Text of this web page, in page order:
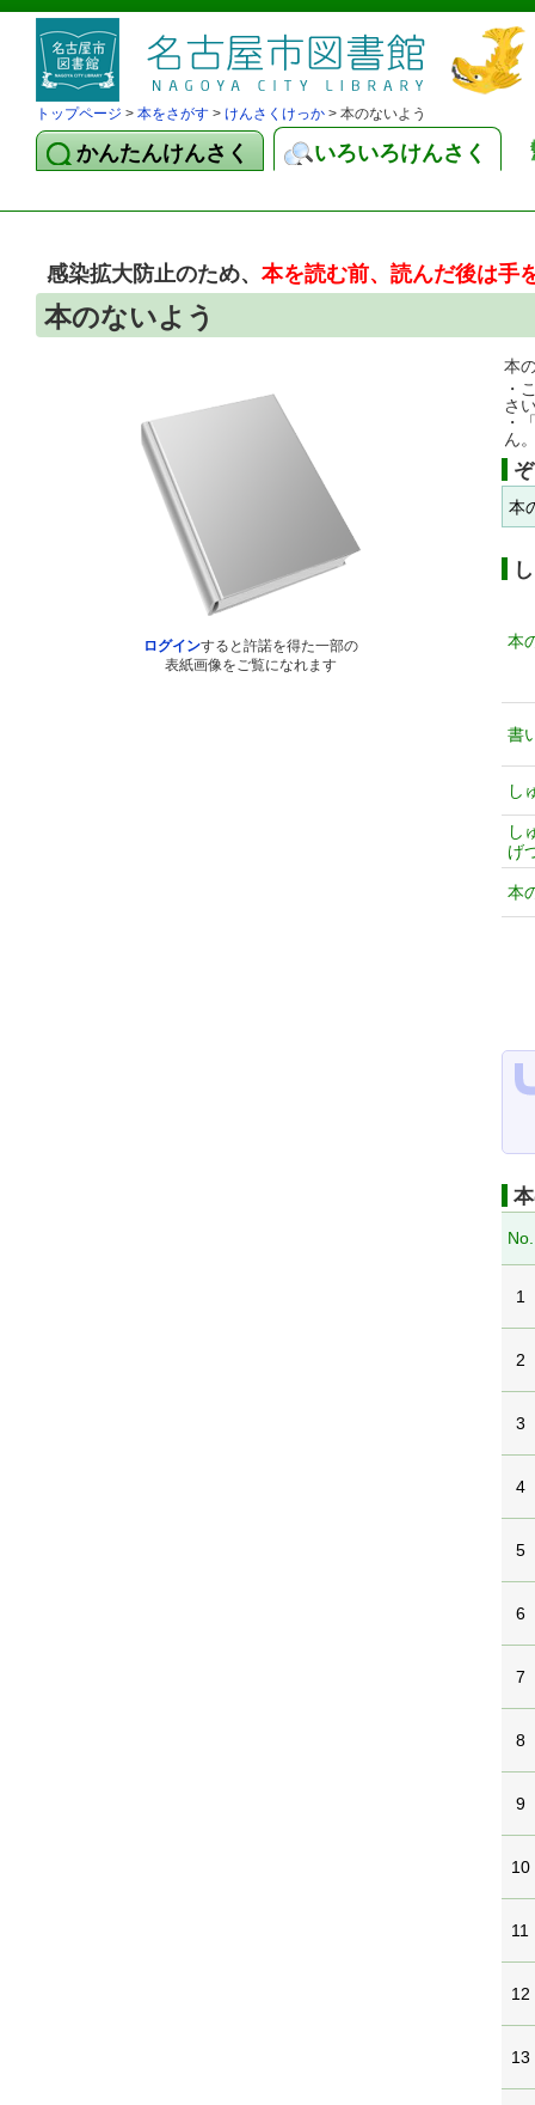
トップページ > 本をさがす > けんさくけっか > 本のないよう
かんたんけんさく いろいろけんさく
感染拡大防止のため、本を読む前、読んだ後は手
本のないよう
ログインすると許諾を得た一部の
表紙画像をご覧になれます
本
・
さ
・
ん
本
本
書
し
し
げ
本
No.
1
2
3
4
5
6
7
8
9
10
11
12
13